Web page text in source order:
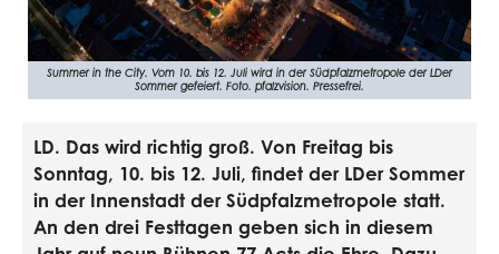
Summer in the City. Vom 10. bis 12. Juli wird in der Südpfalzmetropole der LDer
Sommer gefeiert. Foto. pfalzvision. Pressefrei.
LD. Das wird richtig groß. Von Freitag bis
Sonntag, 10. bis 12. Juli, findet der LDer Sommer
in der Innenstadt der Südpfalzmetropole statt.
An den drei Festtagen geben sich in diesem